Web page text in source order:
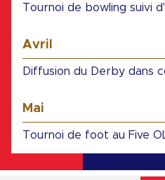
Tournoi de bowling suivi
Avril
Diffusion du Derby dans
Mai
Tournoi de foot au Five